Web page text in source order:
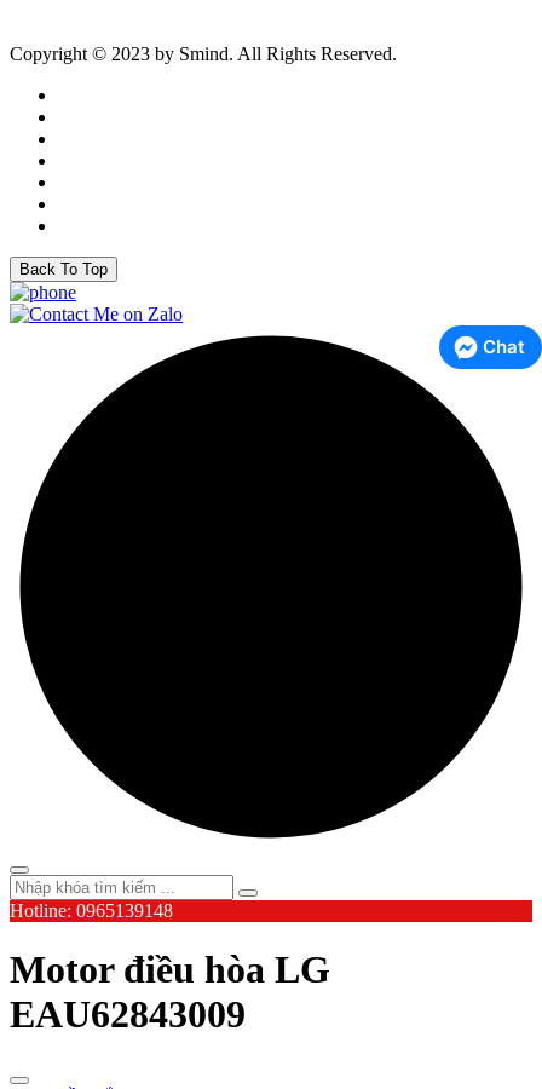
Copyright © 2023 by Smind. All Rights Reserved.
Back To Top
Chat
Hotline: 0965139148
Motor điều hòa LG
EAU62843009